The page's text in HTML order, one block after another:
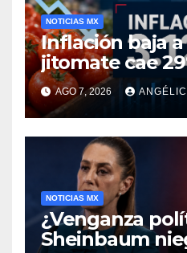
NOTICIAS MX
Inflación baja a
jitomate cae
cebolla y
encarecen
AGO 7, 2026
NOTICIAS MX
¿Venganza
Sheinbaum